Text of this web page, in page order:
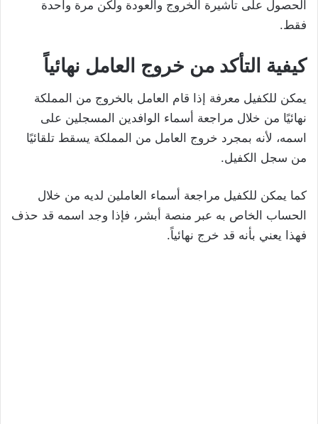
الحصول على تأشيرة الخروج والعودة ولكن مرة واحدة
فقط.
كيفية التأكد من خروج العامل نهائياً
يمكن للكفيل معرفة إذا قام العامل بالخروج من المملكة
نهائيًا من خلال مراجعة أسماء الوافدين المسجلين على
اسمه، لأنه بمجرد خروج العامل من المملكة يسقط تلقائيًا
من سجل الكفيل.
كما يمكن للكفيل مراجعة أسماء العاملين لديه من خلال
الحساب الخاص به عبر منصة أبشر، فإذا وجد اسمه قد حذف
فهذا يعني بأنه قد خرج نهائياً.